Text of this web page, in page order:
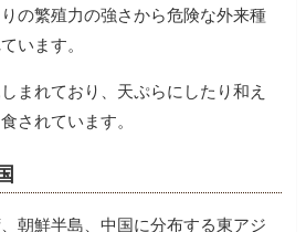
の繁殖力の強さから危険な外来種
います。
まれており、天ぷらにしたり和え
されています。
朝鮮半島、中国に分布する東アジ